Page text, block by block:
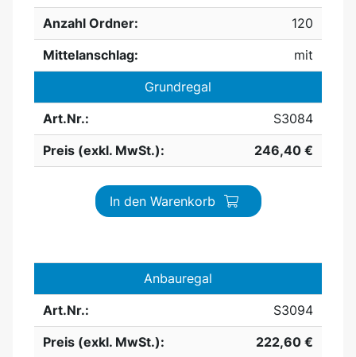
Anzahl Ordner:
120
Mittelanschlag:
mit
Grundregal
Art.Nr.:
S3084
Preis (exkl. MwSt.):
246,40 €
In den Warenkorb
Anbauregal
Art.Nr.:
S3094
Preis (exkl. MwSt.):
222,60 €